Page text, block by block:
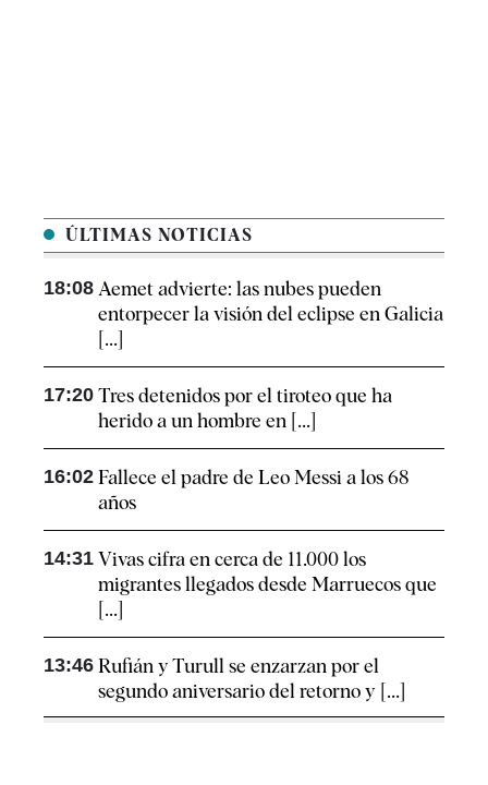
ÚLTIMAS NOTICIAS
18:08 Aemet advierte: las nubes pueden
entorpecer la visión del eclipse en Galicia
[...]
17:20 Tres detenidos por el tiroteo que ha
herido a un hombre en [...]
16:02 Fallece el padre de Leo Messi a los 68
años
14:31 Vivas cifra en cerca de 11.000 los
migrantes llegados desde Marruecos que
[...]
13:46 Rufián y Turull se enzarzan por el
segundo aniversario del retorno y [...]